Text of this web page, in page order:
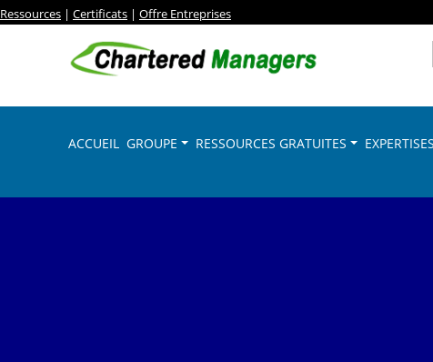
Ressources | Certificats | Offre Entreprises
ACCUEIL GROUPE RESSOURCES GRATUITES EXPERTISES